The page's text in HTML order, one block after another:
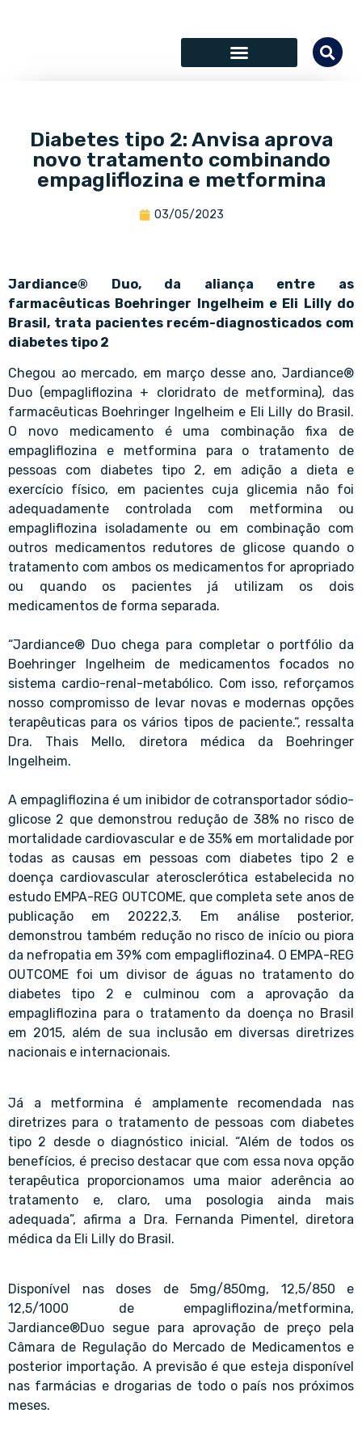
Diabetes tipo 2: Anvisa aprova
novo tratamento combinando
empagliflozina e metformina
03/05/2023
Jardiance® Duo, da aliança entre as
farmacêuticas Boehringer Ingelheim e Eli Lilly do
Brasil, trata pacientes recém-diagnosticados com
diabetes tipo 2
Chegou ao mercado, em março desse ano, Jardiance®
Duo (empagliflozina + cloridrato de metformina), das
farmacêuticas Boehringer Ingelheim e Eli Lilly do Brasil.
O novo medicamento é uma combinação fixa de
empagliflozina e metformina para o tratamento de
pessoas com diabetes tipo 2, em adição a dieta e
exercício físico, em pacientes cuja glicemia não foi
adequadamente controlada com metformina ou
empagliflozina isoladamente ou em combinação com
outros medicamentos redutores de glicose quando o
tratamento com ambos os medicamentos for apropriado
ou quando os pacientes já utilizam os dois
medicamentos de forma separada.
“Jardiance® Duo chega para completar o portfólio da
Boehringer Ingelheim de medicamentos focados no
sistema cardio-renal-metabólico. Com isso, reforçamos
nosso compromisso de levar novas e modernas opções
terapêuticas para os vários tipos de paciente.“, ressalta
Dra. Thais Mello, diretora médica da Boehringer
Ingelheim.
A empagliflozina é um inibidor de cotransportador sódio-
glicose 2 que demonstrou redução de 38% no risco de
mortalidade cardiovascular e de 35% em mortalidade por
todas as causas em pessoas com diabetes tipo 2 e
doença cardiovascular aterosclerótica estabelecida no
estudo EMPA-REG OUTCOME, que completa sete anos de
publicação em 20222,3. Em análise posterior,
demonstrou também redução no risco de início ou piora
da nefropatia em 39% com empagliflozina4. O EMPA-REG
OUTCOME foi um divisor de águas no tratamento do
diabetes tipo 2 e culminou com a aprovação da
empagliflozina para o tratamento da doença no Brasil
em 2015, além de sua inclusão em diversas diretrizes
nacionais e internacionais.
Já a metformina é amplamente recomendada nas
diretrizes para o tratamento de pessoas com diabetes
tipo 2 desde o diagnóstico inicial. “Além de todos os
benefícios, é preciso destacar que com essa nova opção
terapêutica proporcionamos uma maior aderência ao
tratamento e, claro, uma posologia ainda mais
adequada”, afirma a Dra. Fernanda Pimentel, diretora
médica da Eli Lilly do Brasil.
Disponível nas doses de 5mg/850mg, 12,5/850 e
12,5/1000 de empagliflozina/metformina,
Jardiance®Duo segue para aprovação de preço pela
Câmara de Regulação do Mercado de Medicamentos e
posterior importação. A previsão é que esteja disponível
nas farmácias e drogarias de todo o país nos próximos
meses.